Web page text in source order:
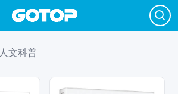
人文科普